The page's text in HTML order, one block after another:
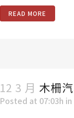
READ MORE
12 3 月 木柵
Posted at 07:03h in